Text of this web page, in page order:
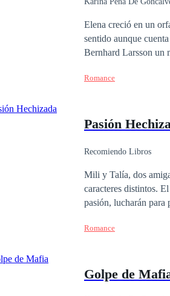
Elena creció en un
sentido aunque
Bernhard Larsson un
apuesto arquitecto y
Romance
Pasión
Recomiendo Libros
Mili y Talía, dos amigas
caracteres distintos. El bien y el mal será el detonante de esta novela, donde ambas, sumergidas por una misma
pasión, lucharán para
pasión hechizada.
Romance
Golpe de